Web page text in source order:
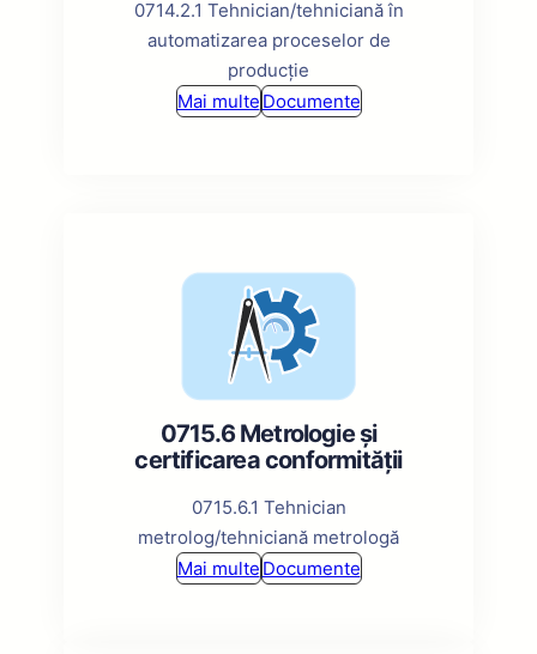
0714.2.1 Tehnician/tehniciană în
automatizarea proceselor de
producție
Mai multe Documente
0715.6 Metrologie și
certificarea conformității
0715.6.1 Tehnician
metrolog/tehniciană metrologă
Mai multe Documente